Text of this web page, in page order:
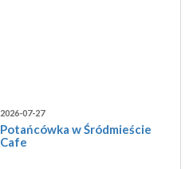
2026-07-27
Potańcówka w Śródmieście
Cafe